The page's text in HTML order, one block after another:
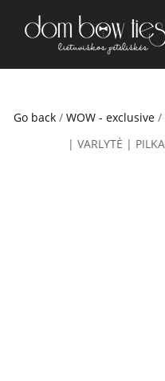
Go back / WOW - exclusive /
| VARLYTĖ |